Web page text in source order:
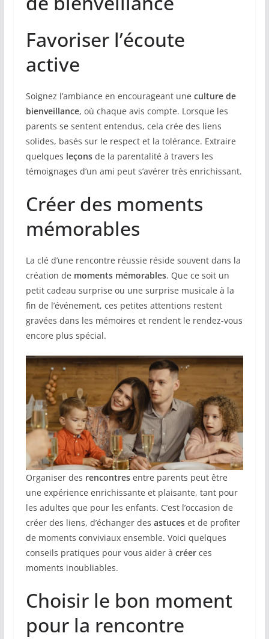
Favoriser l’écoute
active
Soignez l’ambiance en encourageant une culture de
bienveillance, où chaque avis compte. Lorsque les
parents se sentent entendus, cela crée des liens
solides, basés sur le respect et la tolérance. Extraire
quelques leçonsde la parentalité à travers les
témoignages d’un ami peut s’avérer très enrichissant.
Créer des moments
mémorables
La clé d’une rencontre réussie réside souvent dans la
création de moments mémorables. Que ce soit un
petit cadeau surprise ou une surprise musicale à la
fin de l’événement, ces petites attentions restent
gravées dans les mémoires et rendent le rendez-vous
encore plus spécial.
Organiser des rencontresentre parents peut être
une expérience enrichissante et plaisante, tant pour
les adultes que pour les enfants. C’est l’occasion de
créer des liens, d’échanger des astuceset de profiter
de moments conviviaux ensemble. Voici quelques
conseils pratiques pour vous aider à créerces
moments inoubliables.
Choisir le bon moment
pour la rencontre